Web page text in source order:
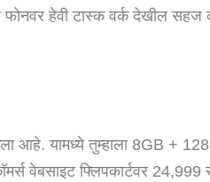
फोनवर हेवी टास्क वर्क देखील
आहे. यामध्ये तुम्हाला 8GB +
वेबसाइट फ्लिपकार्टवर 24,999